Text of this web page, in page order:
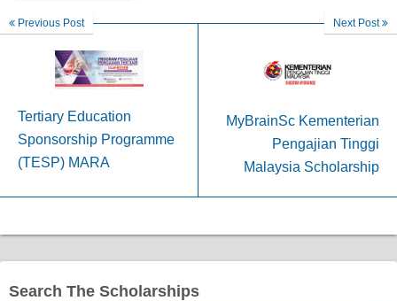
Previous Post
Tertiary Education
Sponsorship Programme
(TESP) MARA
Next Post
MyBrainSc Kementerian
Pengajian Tinggi
Malaysia Scholarship
Search The Scholarships